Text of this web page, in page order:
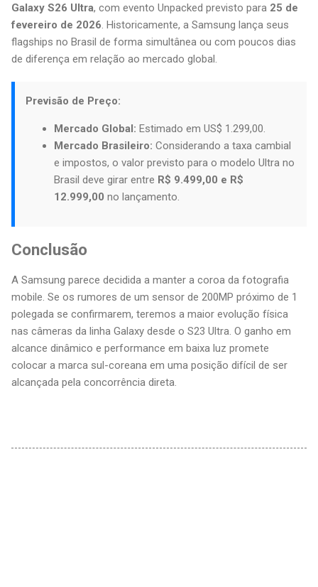
Galaxy S26 Ultra, com evento Unpacked previsto para 25 de
fevereiro de 2026. Historicamente, a Samsung lança seus
flagships no Brasil de forma simultânea ou com poucos dias
de diferença em relação ao mercado global.
Previsão de Preço:
Mercado Global: Estimado em US$ 1.299,00.
Mercado Brasileiro: Considerando a taxa cambial
e impostos, o valor previsto para o modelo Ultra no
Brasil deve girar entre R$ 9.499,00 e R$
12.999,00 no lançamento.
Conclusão
A Samsung parece decidida a manter a coroa da fotografia
mobile. Se os rumores de um sensor de 200MP próximo de 1
polegada se confirmarem, teremos a maior evolução física
nas câmeras da linha Galaxy desde o S23 Ultra. O ganho em
alcance dinâmico e performance em baixa luz promete
colocar a marca sul-coreana em uma posição difícil de ser
alcançada pela concorrência direta.